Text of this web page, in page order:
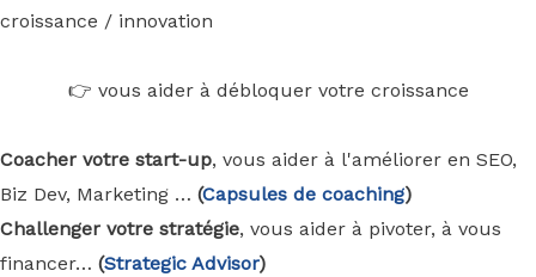
croissance / innovation
👉 vous aider à débloquer votre croissance
Coacher votre start-up, vous aider à l'améliorer en SEO,
Biz Dev, Marketing … (Capsules de coaching)
Challenger votre stratégie, vous aider à pivoter, à vous
financer… (Strategic Advisor)